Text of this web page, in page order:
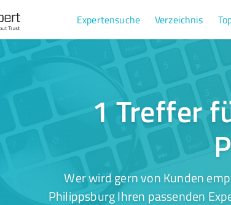
Expertensuche Verzeichnis
1 Treffer
Wer wird gern von Kunden
Philippsburg Ihren passenden